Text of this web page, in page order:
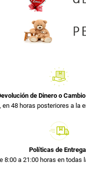
de Dinero o
48 horas posteriores a la
Políticas de
8:00 a 21:00 horas en